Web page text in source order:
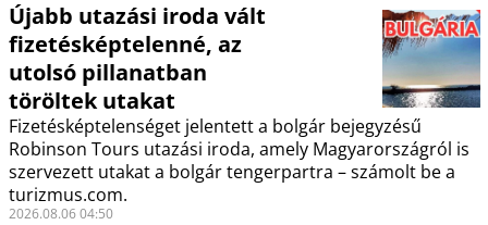
Újabb utazási iroda vált
fizetésképtelenné, az
utolsó pillanatban
töröltek utakat
Fizetésképtelenséget jelentett a bolgár bejegyzésű
Robinson Tours utazási iroda, amely Magyarországról is
szervezett utakat a bolgár tengerpartra – számolt be a
turizmus.com.
2026.08.06 04:50